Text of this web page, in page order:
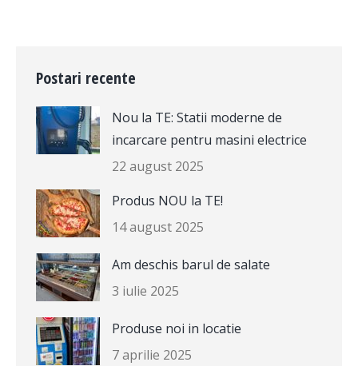
Postari recente
Nou la TE: Statii moderne de
incarcare pentru masini electrice
22 august 2025
Produs NOU la TE!
14 august 2025
Am deschis barul de salate
3 iulie 2025
Produse noi in locatie
7 aprilie 2025